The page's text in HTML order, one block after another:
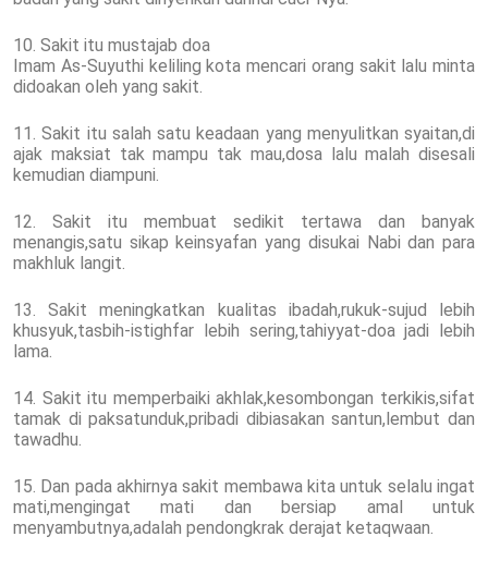
10. Sakit itu mustajab doa
Imam As-Suyuthi keliling kota mencari orang sakit lalu minta
didoakan oleh yang sakit.
11. Sakit itu salah satu keadaan yang menyulitkan syaitan,di
ajak maksiat tak mampu tak mau,dosa lalu malah disesali
kemudian diampuni.
12. Sakit itu membuat sedikit tertawa dan banyak
menangis,satu sikap keinsyafan yang disukai Nabi dan para
makhluk langit.
13. Sakit meningkatkan kualitas ibadah,rukuk-sujud lebih
khusyuk,tasbih-istighfar lebih sering,tahiyyat-doa jadi lebih
lama.
14. Sakit itu memperbaiki akhlak,kesombongan terkikis,sifat
tamak di paksatunduk,pribadi dibiasakan santun,lembut dan
tawadhu.
15. Dan pada akhirnya sakit membawa kita untuk selalu ingat
mati,mengingat mati dan bersiap amal untuk
menyambutnya,adalah pendongkrak derajat ketaqwaan.